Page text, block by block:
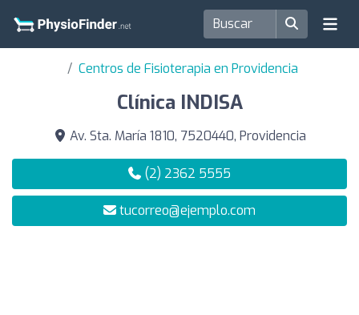
Centros de Fisioterapia en Providencia
Clínica INDISA
Av. Sta. María 1810, 7520440, Providencia
(2) 2362 5555
tucorreo@ejemplo.com